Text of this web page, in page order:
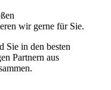
wir gerne für Sie.
Sie in den besten
Partnern aus